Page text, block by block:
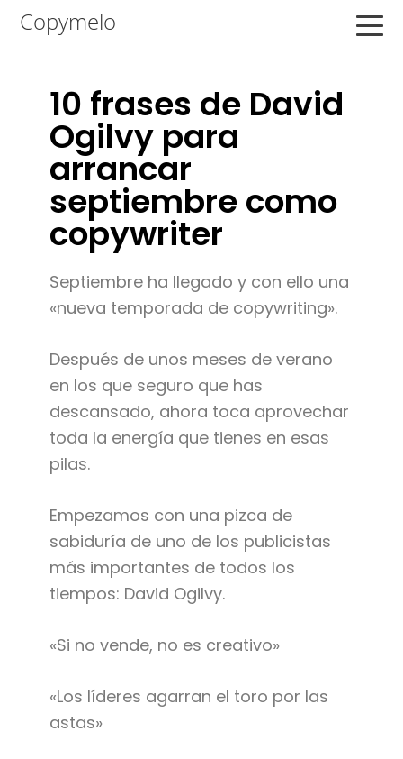
Saltar
navegación
principal
Saltar
principal
Saltar
principal
Copymelo
10 frases de David
Ogilvy para
arrancar
septiembre como
copywriter
Septiembre ha llegado y con ello una
«nueva temporada de copywriting».
Después de unos meses de verano
en los que seguro que has
descansado, ahora toca aprovechar
toda la energía que tienes en esas
pilas.
Empezamos con una pizca de
sabiduría de uno de los publicistas
más importantes de todos los
tiempos: David Ogilvy.
«Si no vende, no es creativo»
«Los líderes agarran el toro por las
astas»